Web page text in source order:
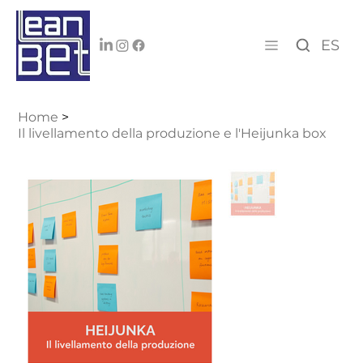
ES
Home >
Il livellamento della produzione e l'Heijunka box